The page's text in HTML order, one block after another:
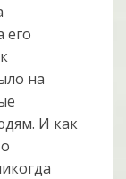
его
на
И как